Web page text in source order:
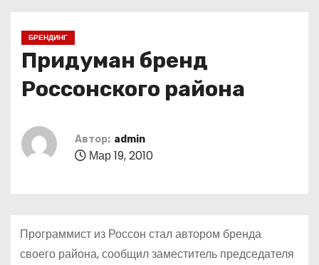
БРЕНДИНГ
Придуман бренд
Россонского района
Автор: admin
Мар 19, 2010
Программист из Россон стал автором бренда
своего района, сообщил заместитель председателя